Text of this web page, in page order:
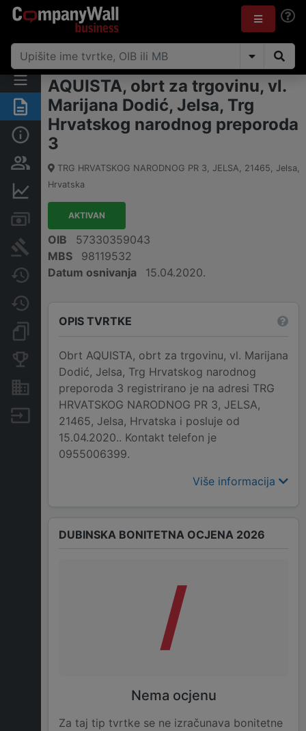
Sažetak
Osnovne informacije
Osobe i vlasništvo
Financijski podaci
Računi i blokade
Sudske objave
Javne nabavke
Promjene
Konkurentske tvrtke
Nekretnine i imovina
Izvoz
AQUISTA, obrt za trgovinu, vl.
Marijana Dodić, Jelsa, Trg
Hrvatskog narodnog preporoda
3
TRG HRVATSKOG NARODNOG PR 3, JELSA, 21465, Jelsa,
Hrvatska
AKTIVAN
OIB
57330359043
MBS
98119532
Datum osnivanja
15.04.2020.
OPIS TVRTKE
Obrt AQUISTA, obrt za trgovinu, vl. Marijana
Dodić, Jelsa, Trg Hrvatskog narodnog
preporoda 3 registrirano je na adresi TRG
HRVATSKOG NARODNOG PR 3, JELSA,
21465, Jelsa, Hrvatska i posluje od
15.04.2020.. Kontakt telefon je
0955006399.
Više informacija
DUBINSKA BONITETNA OCJENA 2026
/
Nema ocjenu
Za taj tip tvrtke se ne izračunava bonitetne